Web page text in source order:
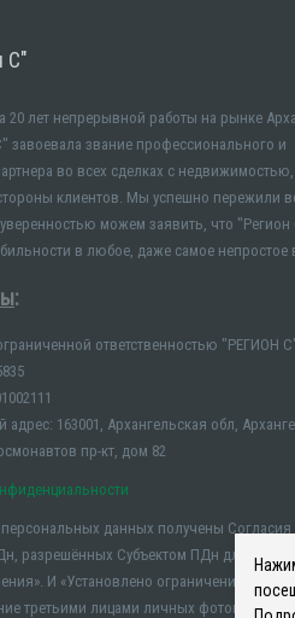
С"
20 лет непрерывной работы на рынке
завоевала звание профессионального и
во всех сделках с
клиентов. Мы успешно пережили
можем заявить, что "Регион
в любое, даже самое непростое
:
ответственностью "РЕГИОН
163001, Архангельская обл,
пр-кт, дом 82
персональных данных получены Согласия
разрешённых Субъектом ПДн для
И «Установлено ограничение на
третьими лицами личных фотографий и